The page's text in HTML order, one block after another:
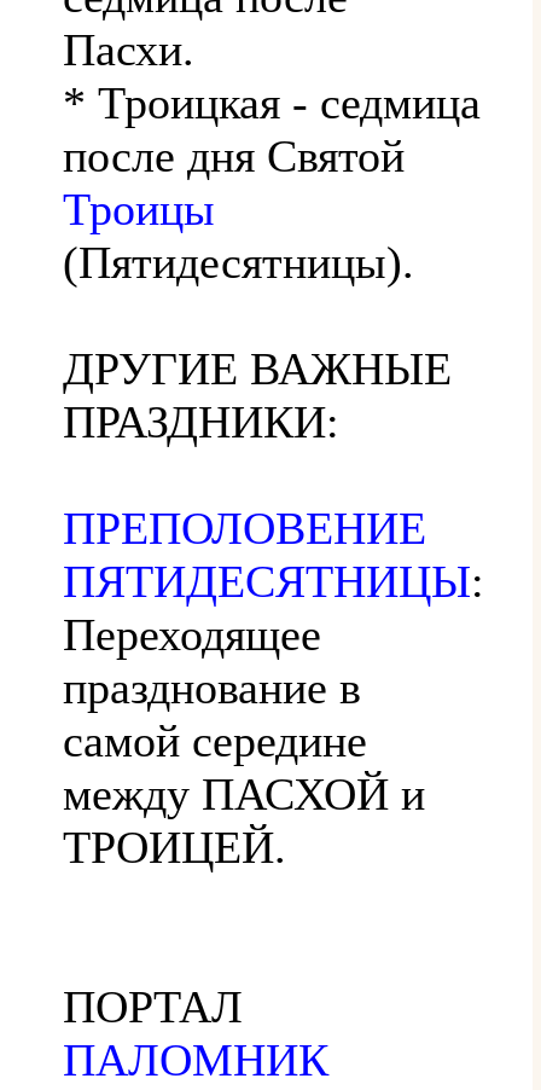
Пасхи.
* Троицкая - седмица
после дня Святой
Троицы
(Пятидесятницы).
ДРУГИЕ ВАЖНЫЕ
ПРАЗДНИКИ:
ПРЕПОЛОВЕНИЕ
ПЯТИДЕСЯТНИЦЫ:
Переходящее
празднование в
самой середине
между ПАСХОЙ и
ТРОИЦЕЙ.
ПОРТАЛ
ПАЛОМНИК